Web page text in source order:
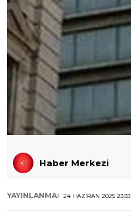
Haber Merkezi
YAYINLANMA: 24 HAZIRAN 2025 23:33